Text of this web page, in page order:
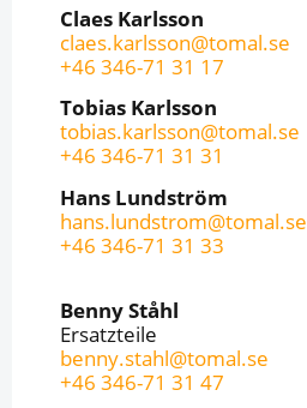
Claes Karlsson
claes.karlsson@tomal.se
+46 346-71 31 17
Tobias Karlsson
tobias.karlsson@tomal.se
+46 346-71 31 31
Hans Lundström
hans.lundstrom@tomal.se
+46 346-71 31 33
Benny Ståhl
Ersatzteile
benny.stahl@tomal.se
+46 346-71 31 47